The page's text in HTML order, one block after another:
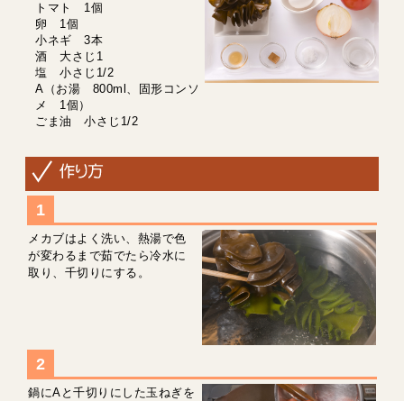
トマト 1個
卵 1個
小ネギ 3本
酒 大さじ1
塩 小さじ1/2
A（お湯 800ml、固形コンソ
メ 1個）
ごま油 小さじ1/2
メカブはよく洗い、熱湯で色
が変わるまで茹でたら冷水に
取り、千切りにする。
鍋にAと千切りにした玉ねぎを